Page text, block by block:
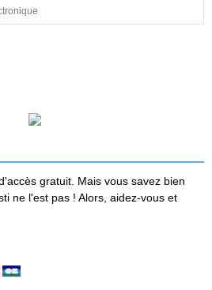
gratuit. Mais vous savez bien
ne l'est pas ! Alors, aidez-vous et